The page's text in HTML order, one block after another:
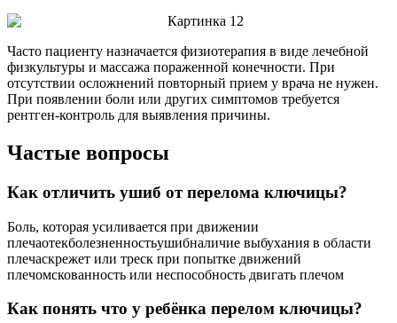
Часто пациенту назначается физиотерапия в виде лечебной
физкультуры и массажа пораженной конечности. При
отсутствии осложнений повторный прием у врача не нужен.
При появлении боли или других симптомов требуется
рентген-контроль для выявления причины.
Частые вопросы
Как отличить ушиб от перелома ключицы?
Боль, которая усиливается при движении
плечаотекболезненностьушибналичие выбухания в области
плечаскрежет или треск при попытке движений
плечомскованность или неспособность двигать плечом
Как понять что у ребёнка перелом ключицы?